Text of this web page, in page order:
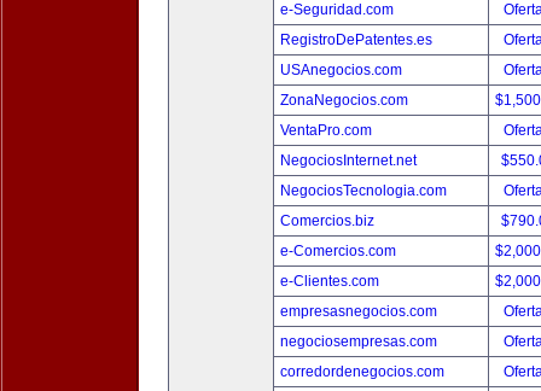
e-Seguridad.com
RegistroDePatentes.es
USAnegocios.com
ZonaNegocios.com
VentaPro.com
NegociosInternet.net
NegociosTecnologia.com
Comercios.biz
e-Comercios.com
e-Clientes.com
empresasnegocios.com
negociosempresas.com
corredordenegocios.com